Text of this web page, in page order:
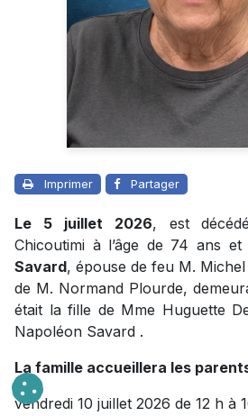
Imprimer Partager
Le 5 juillet 2026, est
Chicoutimi à l’âge de 74 ans et
Savard, épouse de feu M.
de M. Normand Plourde,
était la fille de Mme Huguette
Napoléon Savard .
La famille accueillera les
vendredi 10 juillet 2026 de 12 h à